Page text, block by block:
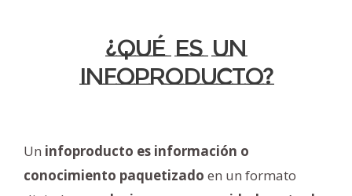
¿Qué es un
infoproducto?
Un infoproducto es información o
conocimiento paquetizado en un formato